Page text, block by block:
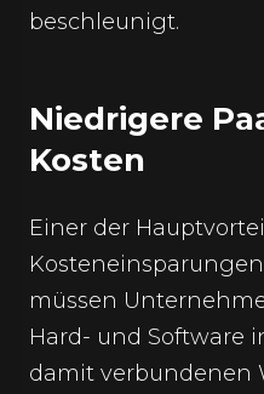
beschleunigt.
Niedrigere
Kosten
Einer der
müssen
Hard- und Software
damit verbundenen